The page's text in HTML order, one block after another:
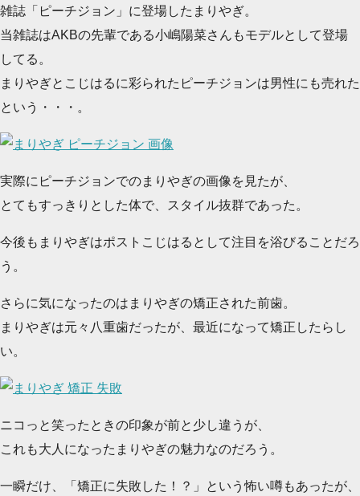
雑誌「ピーチジョン」に登場したまりやぎ。
当雑誌はAKBの先輩である小嶋陽菜さんもモデルとして登場
してる。
まりやぎとこじはるに彩られたピーチジョンは男性にも売れた
という・・・。
実際にピーチジョンでのまりやぎの画像を見たが、
とてもすっきりとした体で、スタイル抜群であった。
今後もまりやぎはポストこじはるとして注目を浴びることだろ
う。
さらに気になったのはまりやぎの矯正された前歯。
まりやぎは元々八重歯だったが、最近になって矯正したらし
い。
ニコっと笑ったときの印象が前と少し違うが、
これも大人になったまりやぎの魅力なのだろう。
一瞬だけ、「矯正に失敗した！？」という怖い噂もあったが、